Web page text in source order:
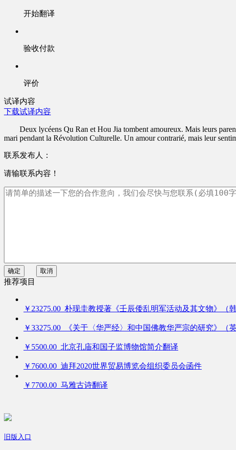
开始翻译
验收付款
评价
试译内容
下载试译内容
Deux lycéens Qu Ran et Hou Jia tombent amoureux. Mais leurs
mari pendant la Révolution Culturelle. Un amour contrarié, mais leur
联系发布人：
请输联系内容！
确定 取消
推荐项目
￥23275.00 朴现圭教授著《壬辰倭乱明军活动及其文物》（韩
￥33275.00 《关于〈华严经〉和中国佛教华严宗的研究》（英
￥5500.00 北京孔庙和国子监博物馆简介翻译
￥7600.00 迪拜2020世界贸易博览会组织委员会函件
￥7700.00 马雅古诗翻译
旧版入口